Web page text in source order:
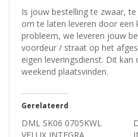
Is jouw bestelling te zwaar,
om te laten leveren door een
probleem, we leveren jouw
voordeur / straat op het
eigen leveringsdienst. Dit kan
weekend plaatsvinden.
Gerelateerd
DML SK06 0705KWL
VELUX INTEGRA